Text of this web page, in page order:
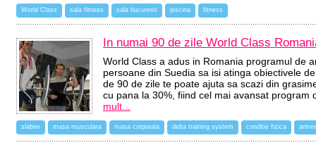
World Class sala fitness sala bucuresti piscina fitness
In numai 90 de zile World Class
World Class a adus in Romania programul de
persoane din Suedia sa isi atinga obiectivele
de 90 de zile te poate ajuta sa scazi din
cu pana la 30%, fiind cel mai avansat
mult...
slabire masa musculara masa corporala delta training system conditie fizica